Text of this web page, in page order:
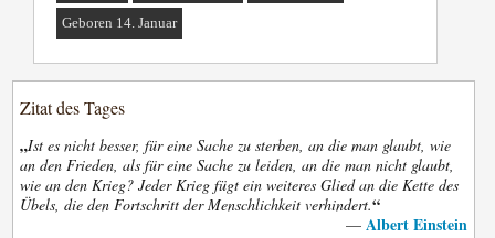
Geboren 14. Januar
Zitat des Tages
„Ist es nicht besser, für eine Sache zu sterben, an die man glaubt, wie
an den Frieden, als für eine Sache zu leiden, an die man nicht glaubt,
wie an den Krieg? Jeder Krieg fügt ein weiteres Glied an die Kette des
Übels, die den Fortschritt der Menschlichkeit verhindert.“
— Albert Einstein